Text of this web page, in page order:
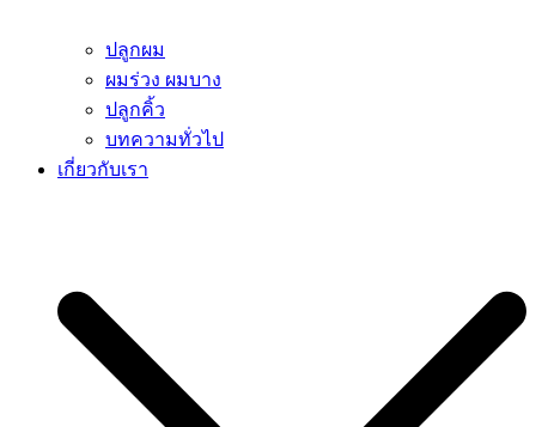
ปลูกผม
ผมร่วง ผมบาง
ปลูกคิ้ว
บทความทั่วไป
เกี่ยวกับเรา